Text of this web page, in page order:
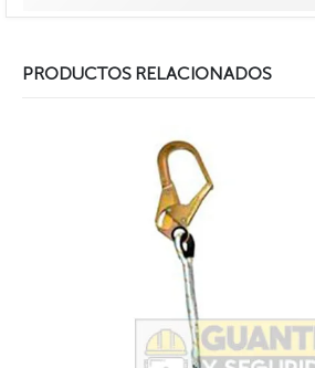
PRODUCTOS RELACIONADOS